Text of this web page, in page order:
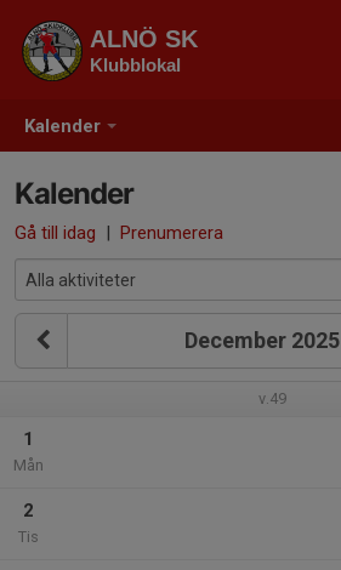
Kalender
ALNÖ SK
Klubblokal
Kalender
Gå till idag | Prenumerera
December 2025
v.49
1
Mån
2
Tis